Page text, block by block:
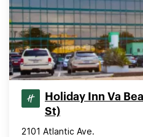
Holiday Inn Va
St)
2101 Atlantic Ave.